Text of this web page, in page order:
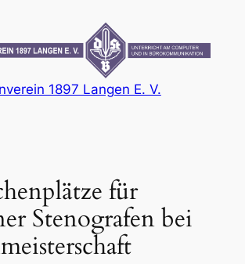
1897 Langen E. V.
für
Stenografen bei